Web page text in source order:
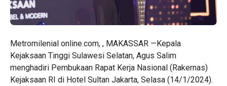
Metromilenial online.com, , MAKASSAR —Kepala
Kejaksaan Tinggi Sulawesi Selatan, Agus Salim
menghadiri Pembukaan Rapat Kerja Nasional (Rakernas)
Kejaksaan RI di Hotel Sultan Jakarta, Selasa (14/1/2024).